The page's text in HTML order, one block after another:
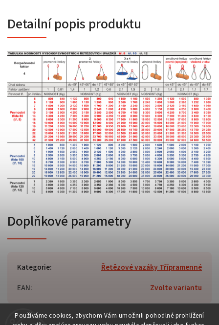
Používáme cookies, abychom Vám umožnili pohodlné prohlížení
Detailní popis produktu
Doplňkové parametry
Kategorie:
Řetězové vazáky Třípramenné
EAN: Zvolte variantu